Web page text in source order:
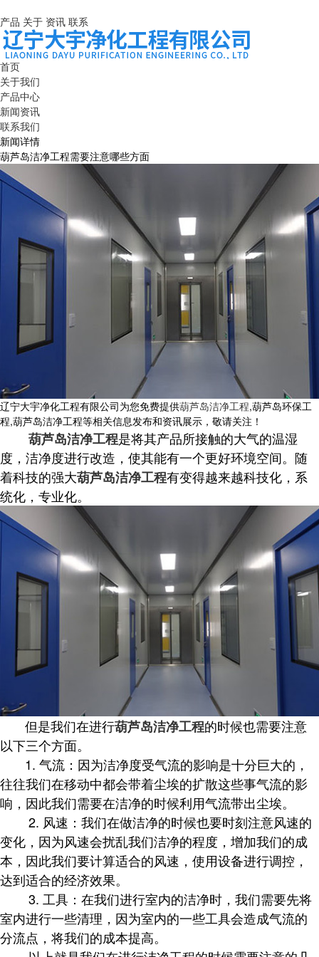
产品 关于 资讯 联系
首页
关于我们
产品中心
新闻资讯
联系我们
新闻详情
葫芦岛洁净工程需要注意哪些方面
辽宁大宇净化工程有限公司为您免费提供葫芦岛洁净工程,葫芦岛环保工
程,葫芦岛洁净工程等相关信息发布和资讯展示，敬请关注！
葫芦岛洁净工程是将其产品所接触的大气的温湿
度，洁净度进行改造，使其能有一个更好环境空间。随
着科技的强大葫芦岛洁净工程有变得越来越科技化，系
统化，专业化。
但是我们在进行葫芦岛洁净工程的时候也需要注意
以下三个方面。
1. 气流：因为洁净度受气流的影响是十分巨大的，
往往我们在移动中都会带着尘埃的扩散这些事气流的影
响，因此我们需要在洁净的时候利用气流带出尘埃。
2. 风速：我们在做洁净的时候也要时刻注意风速的
变化，因为风速会扰乱我们洁净的程度，增加我们的成
本，因此我们要计算适合的风速，使用设备进行调控，
达到适合的经济效果。
3. 工具：在我们进行室内的洁净时，我们需要先将
室内进行一些清理，因为室内的一些工具会造成气流的
分流点，将我们的成本提高。